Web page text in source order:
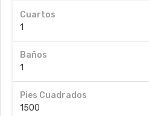
Cuartos
1
Baños
1
Pies Cuadrados
1500